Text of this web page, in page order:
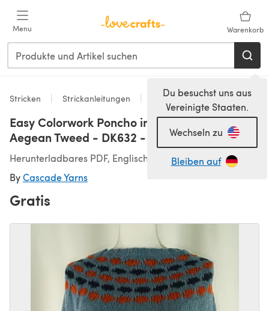
Menu Warenkorb
Du besuchst uns aus
Vereinigte Staaten.
Wechseln zu
Bleiben auf
Stricken Strickanleitungen Ponchos
Easy Colorwork Poncho in Cascade Yarns
Aegean Tweed - DK632 - Downloadable PDF
Herunterladbares PDF, Englisch
ByCascade Yarns
Gratis